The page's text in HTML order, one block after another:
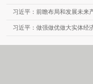
习近平：前瞻布局和发展未来
习近平：做强做优做大实体经